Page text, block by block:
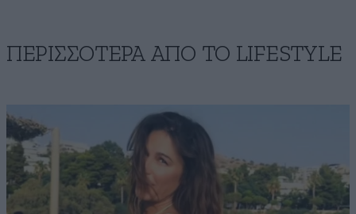
ΠΕΡΙΣΣΟΤΕΡΑ ΑΠΟ ΤΟ LIFESTYLE